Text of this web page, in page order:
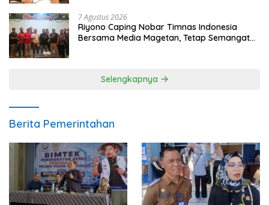
7 Agustus 2026
Riyono Caping Nobar Timnas Indonesia
Bersama Media Magetan, Tetap Semangat
Selengkapnya
Berita Pemerintahan